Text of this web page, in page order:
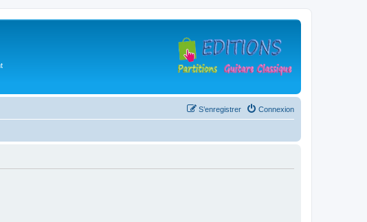
Connexion
S’enregistrer